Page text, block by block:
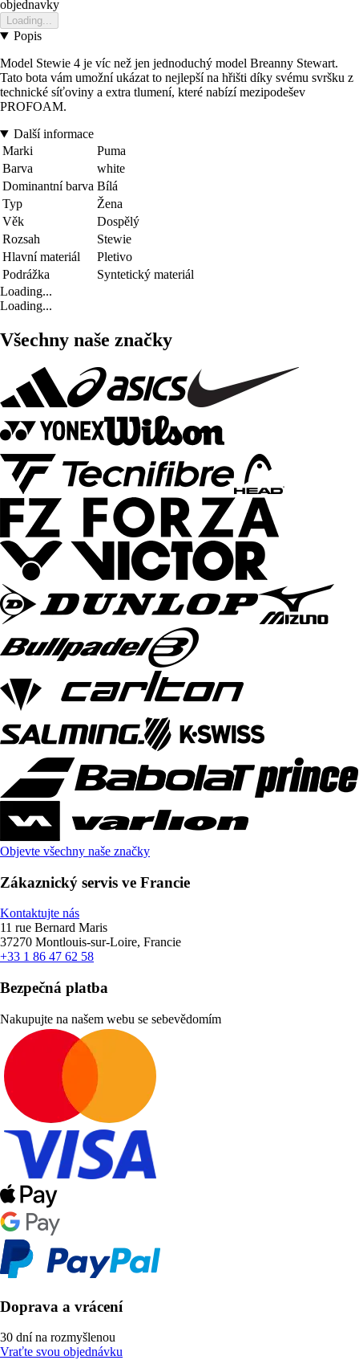
objednavky
Loading...
Popis
Model Stewie 4 je víc než jen jednoduchý model Breanny Stewart.
Tato bota vám umožní ukázat to nejlepší na hřišti díky svému svršku z
technické síťoviny a extra tlumení, které nabízí mezipodešev
PROFOAM.
Další informace
Marki
Puma
Barva
white
Dominantní barva Bílá
Typ
Žena
Věk
Dospělý
Rozsah
Stewie
Hlavní materiál
Pletivo
Podrážka
Syntetický materiál
Loading...
Loading...
Všechny naše značky
Objevte všechny naše značky
Zákaznický servis ve Francie
Kontaktujte nás
11 rue Bernard Maris
37270 Montlouis-sur-Loire, Francie
+33 1 86 47 62 58
Bezpečná platba
Nakupujte na našem webu se sebevědomím
Doprava a vrácení
30 dní na rozmyšlenou
Vraťte svou objednávku